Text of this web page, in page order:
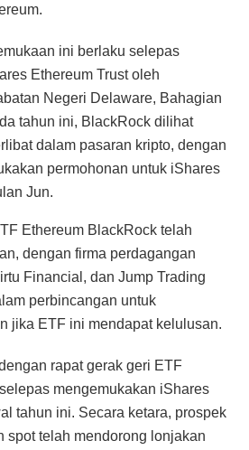
ini berlaku selepas
Ethereum Trust oleh
Negeri Delaware, Bahagian
tahun ini, BlackRock dilihat
dalam pasaran kripto, dengan
permohonan untuk iShares
Jun.
Ethereum BlackRock telah
dengan firma perdagangan
Financial, dan Jump Trading
perbincangan untuk
jika ETF ini mendapat kelulusan.
rapat gerak geri ETF
mengemukakan iShares
tahun ini. Secara ketara, prospek
spot telah mendorong lonjakan